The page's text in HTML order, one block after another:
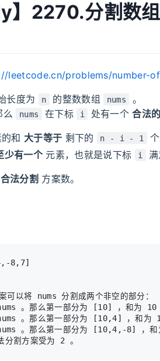
】2270.分割数
leetcode.cn/problems/number-
长度为 n 的整数数组 nums
。
么
nums 在下标 i 处有一个合法
和 大于等于 剩下的 n - i - 1
少有一个元素，也就是说下标 i 满
合法分割 方案数。
可以将 nums 分割成两个非空的部分：
。那么第一部分为 [10] ，和为
。那么第一部分为 [10,4] ，和
。那么第一部分为 [10,4,-8] ，